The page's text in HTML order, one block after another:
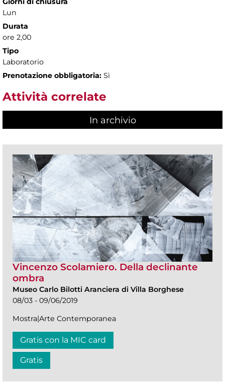
Lun
Durata
ore 2,00
Tipo
Laboratorio
Prenotazione obbligatoria: Sì
Attività correlate
In archivio
Vincenzo Scolamiero. Della declinante
ombra
Museo Carlo Bilotti Aranciera di Villa Borghese
08/03 - 09/06/2019
Mostra|Arte Contemporanea
Gratis con la MIC card
Gratis